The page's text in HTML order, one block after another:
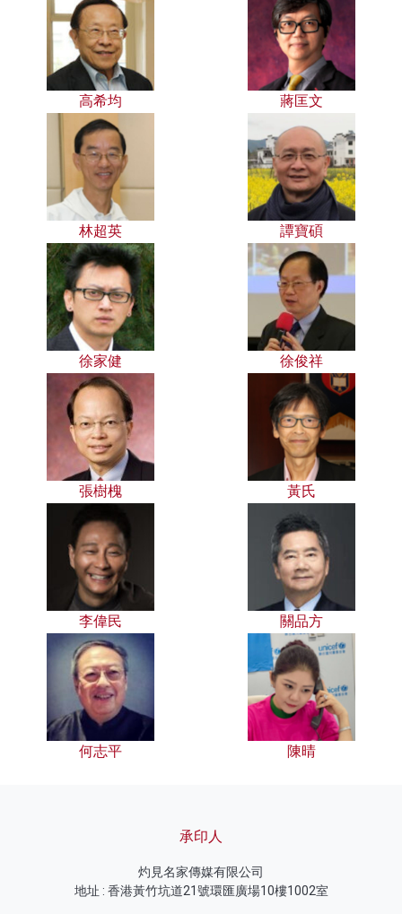
高希均 蔣匡文
林超英 譚寶碩
徐家健 徐俊祥
張樹槐 黃氏
李偉民 關品方
何志平 陳晴
承印人
灼見名家傳媒有限公司
地址 : 香港黃竹坑道21號環匯廣場10樓1002室